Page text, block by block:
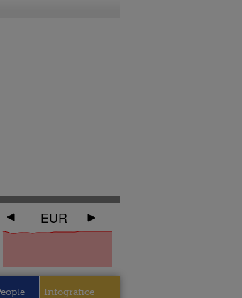
EUR
Infografice